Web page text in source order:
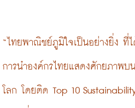
“ไทยพาณิชย์ภูมิใจเป็นอย่างยิ่ง ที่
การนำองค์กรไทยแสดงศักยภาพบ
โลก โดยติด Top 10